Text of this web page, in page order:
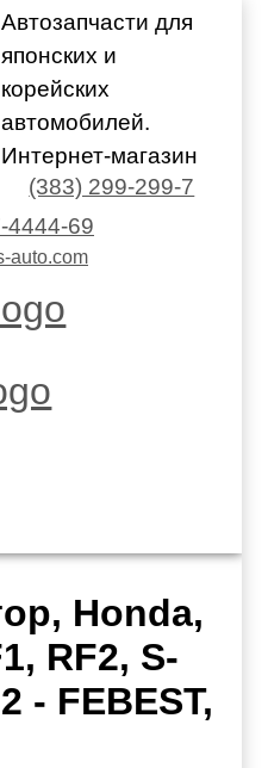
Автозапчасти для
японских и
корейских
автомобилей.
Интернет-магазин
(383) 299-299-7
4444-69
auto.com
Honda,
RF2, S-
- FEBEST,